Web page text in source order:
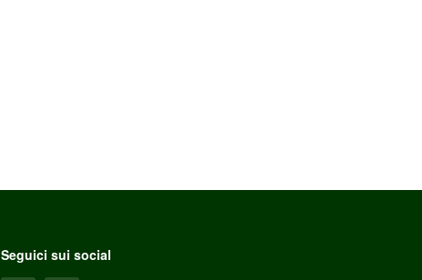
Seguici sui social